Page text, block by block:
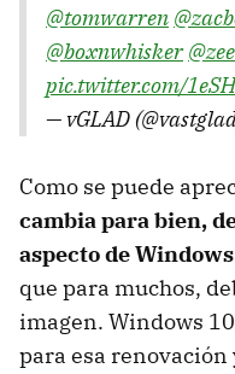
@tomwarren
@boxnwhisker
pic.twitter.com/
— vGLAD
Como se puede
cambia para bien,
aspecto de
que para muchos,
imagen. Windows
para esa renovación